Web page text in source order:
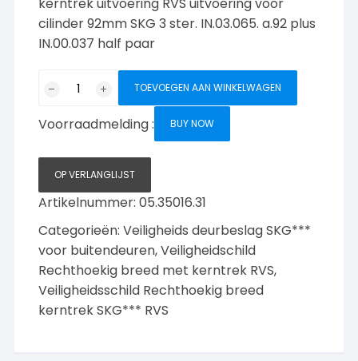
cilinder 92mm SKG 3 ster. IN.03.065. a.92 plus
IN.00.037 half paar
set
SKG***
massief
RVS-
satin
PC92
aantal
TOEVOEGEN AAN WINKELWAGEN
Voorraadmelding : BUY NOW
OP VERLANGLIJST
Artikelnummer:05.35016.31
Categorieën:Veiligheids deurbeslag SKG***
voor buitendeuren,Veiligheidschild
Rechthoekig breed met kerntrek RVS,
Veiligheidsschild Rechthoekig breed
kerntrek SKG*** RVS